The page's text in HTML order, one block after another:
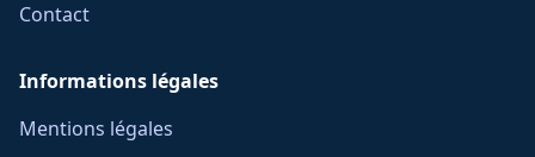
Contact
Informations légales
Mentions légales